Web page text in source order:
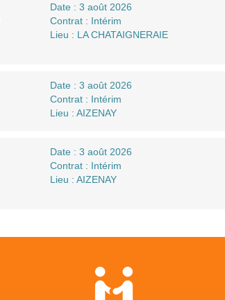
Date : 3 août 2026
Contrat : Intérim
Lieu : LA CHATAIGNERAIE
Date : 3 août 2026
Contrat : Intérim
Lieu : AIZENAY
Date : 3 août 2026
Contrat : Intérim
Lieu : AIZENAY